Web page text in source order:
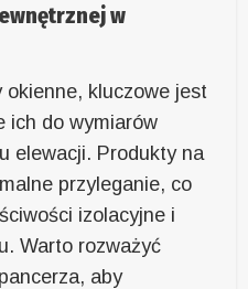
w
okienne, kluczowe jest
ich do wymiarów
elewacji. Produkty na
przyleganie, co
izolacyjne i
Warto rozważyć
aby